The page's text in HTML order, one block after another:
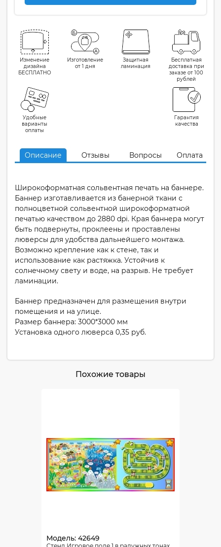
Изменение
дизайна
БЕСПЛАТНО
Изготовление
от 1 дня
Защитная
ламинация
Бесплатная
доставка при
заказе от 100
рублей
Удобные
варианты
оплаты
Гарантия
качества
Описание Отзывы Вопросы Оплата
Широкоформатная сольвентная печать на баннере.
Баннер изготавливается из банерной ткани с
полноцветной сольвентной широкоформатной
печатью качеством до 2880 dpi. Края баннера могут
быть подвернуты, проклеены и проставлены
люверсы для удобства дальнейшего монтажа.
Возможно крепление как к стене, так и
использование как растяжка. Устойчив к
солнечному свету и воде, на разрыв. Не требует
ламинации.
Баннер предназначен для размещения внутри
помещения и на улице.
Размер баннера: 3000*3000 мм
Установка одного люверса 0,35 руб.
Похожие товары
Модель: 42649